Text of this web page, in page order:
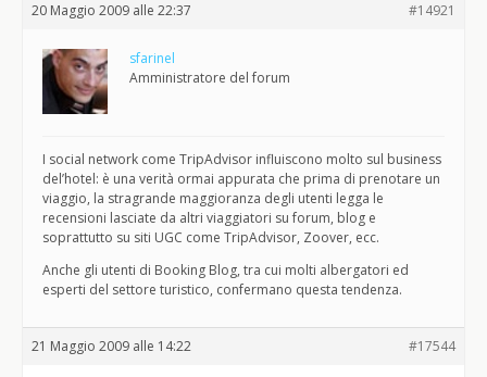
20 Maggio 2009 alle 22:37 #14921
sfarinel
Amministratore del forum
I social network come TripAdvisor influiscono molto sul business
del’hotel: è una verità ormai appurata che prima di prenotare un
viaggio, la stragrande maggioranza degli utenti legga le
recensioni lasciate da altri viaggiatori su forum, blog e
soprattutto su siti UGC come TripAdvisor, Zoover, ecc.
Anche gli utenti di Booking Blog, tra cui molti albergatori ed
esperti del settore turistico, confermano questa tendenza.
21 Maggio 2009 alle 14:22 #17544